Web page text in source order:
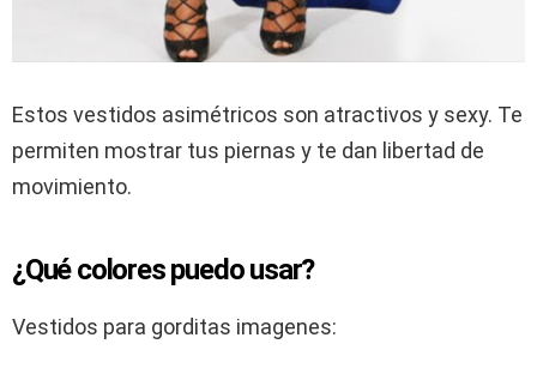
Estos vestidos asimétricos son atractivos y sexy. Te
permiten mostrar tus piernas y te dan libertad de
movimiento.
¿Qué colores puedo usar?
Vestidos para gorditas imagenes: